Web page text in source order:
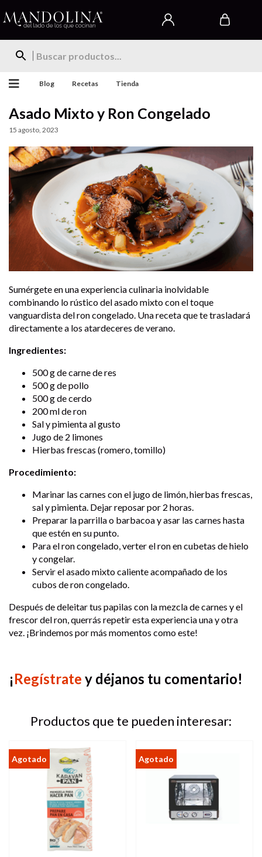
Blog Recetas Tienda
Asado Mixto y Ron Congelado
15 agosto, 2023
Sumérgete en una experiencia culinaria inolvidable
combinando lo rústico del asado mixto con el toque
vanguardista del ron congelado. Una receta que te trasladará
directamente a los atardeceres de verano.
Ingredientes:
500 g de carne de res
500 g de pollo
500 g de cerdo
200 ml de ron
Sal y pimienta al gusto
Jugo de 2 limones
Hierbas frescas (romero, tomillo)
Procedimiento:
Marinar las carnes con el jugo de limón, hierbas frescas,
sal y pimienta. Dejar reposar por 2 horas.
Preparar la parrilla o barbacoa y asar las carnes hasta
que estén en su punto.
Para el ron congelado, verter el ron en cubetas de hielo
y congelar.
Servir el asado mixto caliente acompañado de los
cubos de ron congelado.
Después de deleitar tus papilas con la mezcla de carnes y el
frescor del ron, querrás repetir esta experiencia una y otra
vez. ¡Brindemos por más momentos como este!
¡Regístrate y déjanos tu comentario!
Productos que te pueden interesar: